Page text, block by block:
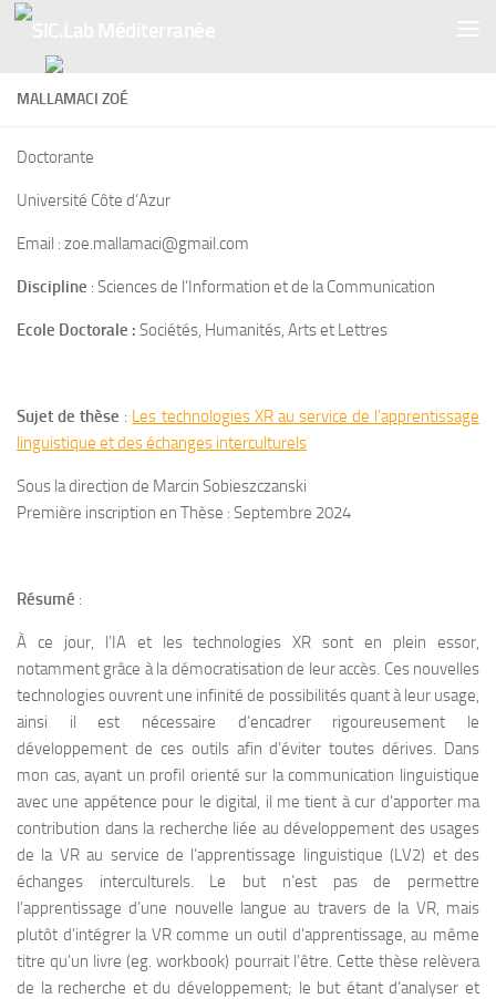
MALLAMACI ZOÉ
Doctorante
Université Côte d’Azur
Email : zoe.mallamaci@gmail.com
Discipline : Sciences de l’Information et de la Communication
Ecole Doctorale : Sociétés, Humanités, Arts et Lettres
Sujet de thèse : Les technologies XR au service de l’apprentissage
linguistique et des échanges interculturels
Sous la direction de Marcin Sobieszczanski
Première inscription en Thèse : Septembre 2024
Résumé :
À ce jour, l’IA et les technologies XR sont en plein essor,
notamment grâce à la démocratisation de leur accès. Ces nouvelles
technologies ouvrent une infinité de possibilités quant à leur usage,
ainsi il est nécessaire d’encadrer rigoureusement le
développement de ces outils afin d’éviter toutes dérives. Dans
mon cas, ayant un profil orienté sur la communication linguistique
avec une appétence pour le digital, il me tient à cur d’apporter ma
contribution dans la recherche liée au développement des usages
de la VR au service de l’apprentissage linguistique (LV2) et des
échanges interculturels. Le but n’est pas de permettre
l’apprentissage d’une nouvelle langue au travers de la VR, mais
plutôt d’intégrer la VR comme un outil d’apprentissage, au même
titre qu’un livre (eg. workbook) pourrait l’être. Cette thèse relèvera
de la recherche et du développement; le but étant d’analyser et